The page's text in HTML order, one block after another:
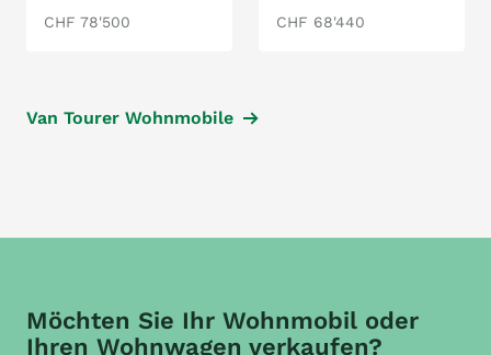
CHF 78'500 CHF 68'440
Van Tourer Wohnmobile
Möchten Sie Ihr Wohnmobil oder
Ihren Wohnwagen verkaufen?